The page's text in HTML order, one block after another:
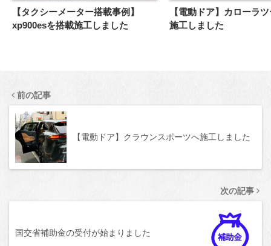
【タクシーメーター搭載事例】
xp900esを搭載施工しました
【電動ドア】カローラ
施工しました
前の記事
【電動ドア】クラウンスポーツへ施工しました
次の記事
国交省補助金の受付が始まりました